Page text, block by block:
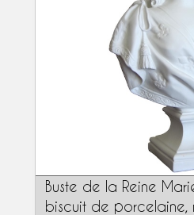
Buste de la Reine
biscuit de porcelaine,